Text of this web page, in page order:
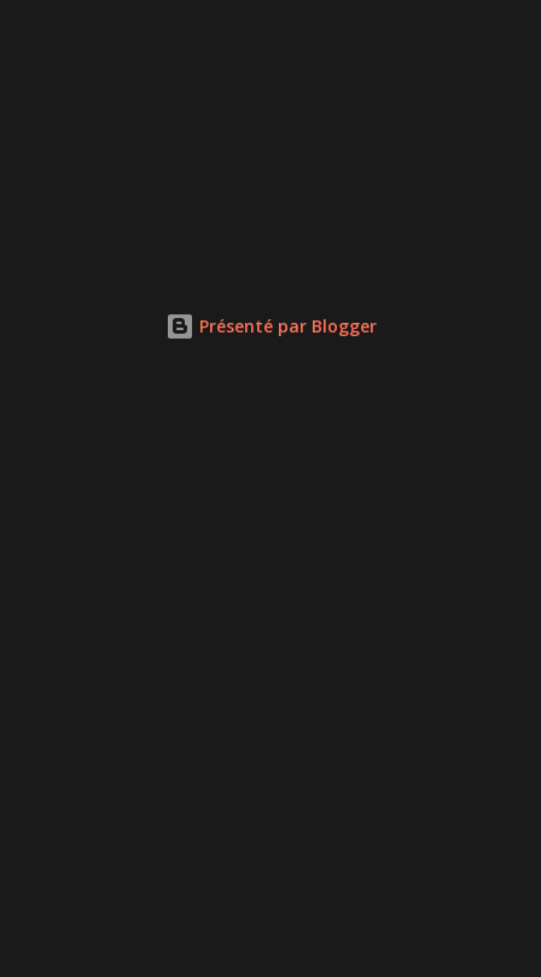
Présenté par Blogger